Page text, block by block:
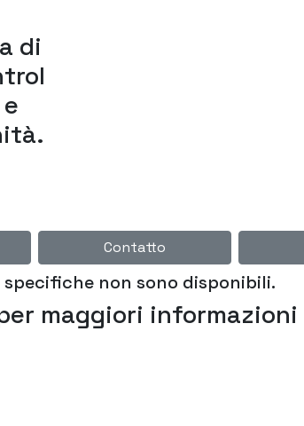
di
Contatto
non sono disponibili.
maggiori informazioni